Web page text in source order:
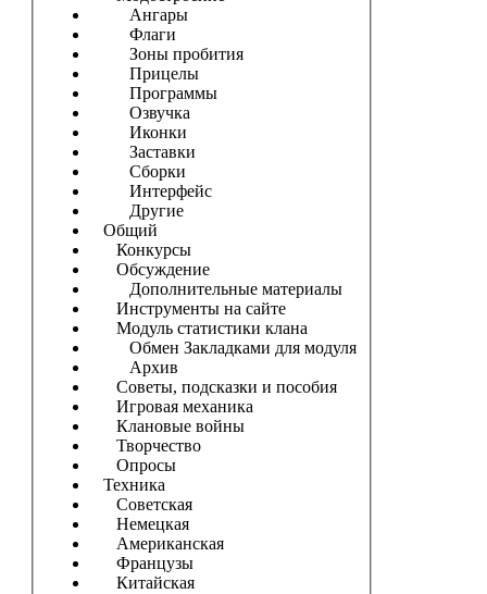
Ангары
Флаги
Зоны пробития
Прицелы
Программы
Озвучка
Иконки
Заставки
Сборки
Интерфейс
Другие
Общий
Конкурсы
Обсуждение
Дополнительные материалы
Инструменты на сайте
Модуль статистики клана
Обмен Закладками для модуля
Архив
Советы, подсказки и пособия
Игровая механика
Клановые войны
Творчество
Опросы
Техника
Советская
Немецкая
Американская
Французы
Китайская